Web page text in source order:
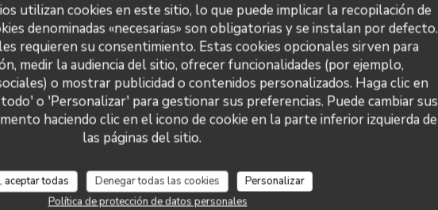
utilizan cookies en este sitio, lo que puede implicar la recopilación de
denominadas «necesarias» son obligatorias y se instalan por defecto.
requieren su consentimiento. Estas cookies opcionales sirven para
medir la audiencia del sitio, ofrecer funcionalidades (por ejemplo,
o mostrar publicidad o contenidos personalizados. Haga clic en
o 'Personalizar' para gestionar sus preferencias. Puede cambiar sus
haciendo clic en el icono de cookie en la parte inferior izquierda de
las páginas del sitio.
aceptar todas Denegar todas las cookies
Personalizar
Política de protección de datos personales
Maison Montmartre 8ème
étage